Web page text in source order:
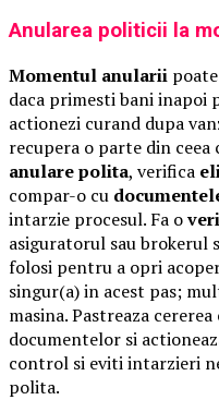
Anularea politicii la
Momentul anularii
daca primesti bani inapoi
actionezi curand dupa
recupera o parte din
anulare polita, verifica
compar-o cu
intarzie procesul. Fa o
asiguratorul sau brokerul
folosi pentru a opri
singur(a) in acest pas;
masina. Pastreaza
documentelor si
control si eviti intarzieri
polita.